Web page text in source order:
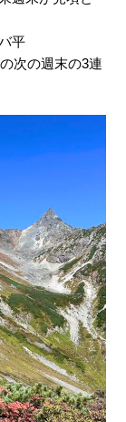
平
次の週末の3連